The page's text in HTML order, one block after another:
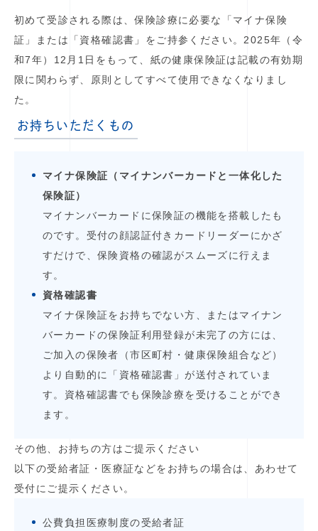
初めて受診される際は、保険診療に必要な「マイナ保険
証」または「資格確認書」をご持参ください。2025年（令
和7年）12月1日をもって、紙の健康保険証は記載の有効期
限に関わらず、原則としてすべて使用できなくなりまし
た。
お持ちいただくもの
マイナ保険証（マイナンバーカードと一体化した
保険証）
マイナンバーカードに保険証の機能を搭載したも
のです。受付の顔認証付きカードリーダーにかざ
すだけで、保険資格の確認がスムーズに行えま
す。
資格確認書
マイナ保険証をお持ちでない方、またはマイナン
バーカードの保険証利用登録が未完了の方には、
ご加入の保険者（市区町村・健康保険組合など）
より自動的に「資格確認書」が送付されていま
す。資格確認書でも保険診療を受けることができ
ます。
その他、お持ちの方はご提示ください
以下の受給者証・医療証などをお持ちの場合は、あわせて
受付にご提示ください。
公費負担医療制度の受給者証